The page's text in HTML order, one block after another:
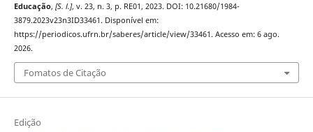
Educação, [S. l.], v. 23, n. 3, p. RE01, 2023. DOI: 10.21680/1984-
3879.2023v23n3ID33461. Disponível em:
https://periodicos.ufrn.br/saberes/article/view/33461. Acesso em: 6 ago.
2026.
Fomatos de Citação
Edição